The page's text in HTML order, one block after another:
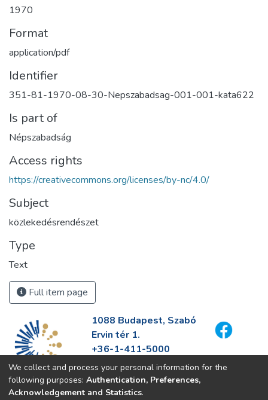
1970
Format
application/pdf
Identifier
351-81-1970-08-30-Nepszabadsag-001-001-kata622
Is part of
Népszabadság
Access rights
https://creativecommons.org/licenses/by-nc/4.0/
Subject
közlekedésrendészet
Type
Text
Full item page
1088 Budapest, Szabó
Ervin tér 1.
+36-1-411-5000
info@fszek.hu
https://fszek.hu
We collect and process your personal information for the
following purposes: Authentication, Preferences,
Acknowledgement and Statistics.